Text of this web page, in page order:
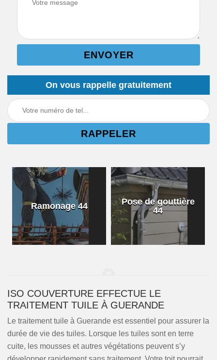
On vous rappelle gratuitement
Ramonage 44
Pose de gouttière
44
ISO COUVERTURE EFFECTUE LE
TRAITEMENT TUILE À GUERANDE
Le traitement tuile à Guerande est essentiel pour assurer la
durée de vie des tuiles. Lorsque les tuiles sont en terre
cuite, les mousses et autres végétations peuvent s’y